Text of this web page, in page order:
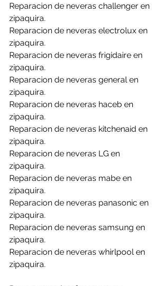
Reparacion de neveras challenger en
zipaquira.
Reparacion de neveras electrolux en
zipaquira.
Reparacion de neveras frigidaire en
zipaquira.
Reparacion de neveras general en
zipaquira.
Reparacion de neveras haceb en
zipaquira.
Reparacion de neveras kitchenaid en
zipaquira.
Reparacion de neveras LG en
zipaquira.
Reparacion de neveras mabe en
zipaquira.
Reparacion de neveras panasonic en
zipaquira.
Reparacion de neveras samsung en
zipaquira.
Reparacion de neveras whirlpool en
zipaquira.